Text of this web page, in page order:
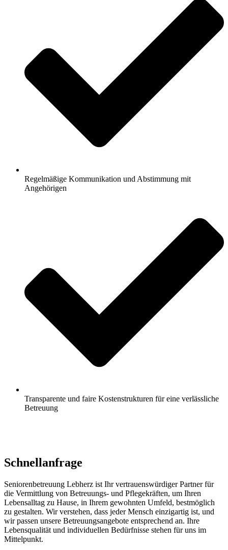
Regelmäßige Kommunikation und Abstimmung mit
Angehörigen
Transparente und faire Kostenstrukturen für eine verlässliche
Betreuung
Schnell­anfrage
Seniorenbetreuung Lebherz ist Ihr vertrauenswürdiger Partner für
die Vermittlung von Betreuungs- und Pflegekräften, um Ihren
Lebensalltag zu Hause, in Ihrem gewohnten Umfeld, bestmöglich
zu gestalten. Wir verstehen, dass jeder Mensch einzigartig ist, und
wir passen unsere Betreuungsangebote entsprechend an. Ihre
Lebensqualität und individuellen Bedürfnisse stehen für uns im
Mittelpunkt.